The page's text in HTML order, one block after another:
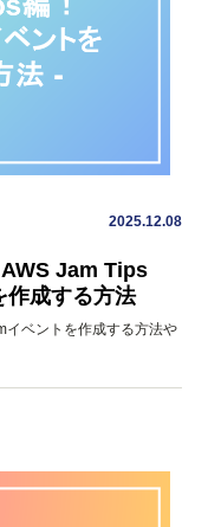
2025.12.08
Jam Tips
作成する方法
イベントを作成する方法や